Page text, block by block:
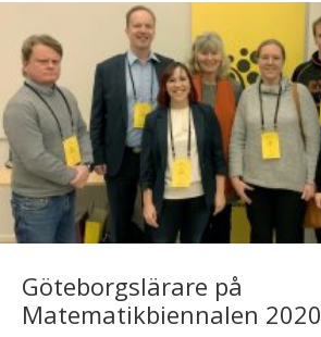
Göteborgslärare på
Matematikbiennalen 2020